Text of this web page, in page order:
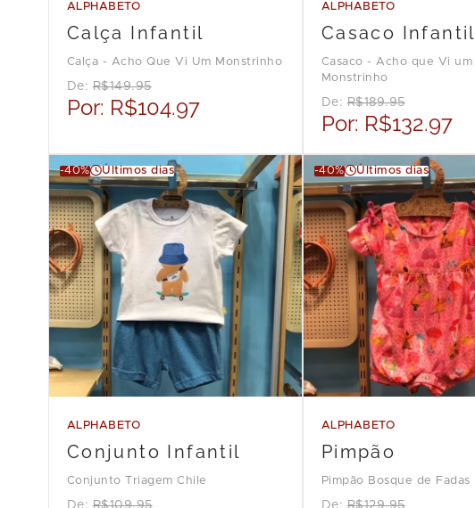
ALPHABETO
Calça Infantil
Calça - Acho Que Vi Um Monstrinho
De:R$149.95
Por: R$104.97
ALPHABETO
Casaco Infantil
Casaco - Acho que Vi um
Monstrinho
De: R$189.95
Por: R$132.97
-40% Últimos dias
ALPHABETO
Conjunto Infantil
Conjunto Triagem Chile
De:R$109.95
-40% Últimos dias
ALPHABETO
Pimpão
Pimpão Bosque de Fadas
De: R$129.95